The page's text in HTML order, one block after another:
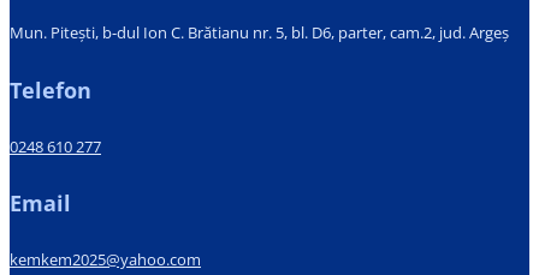
Mun. Pitești, b-dul Ion C. Brătianu nr. 5, bl. D6, parter, cam.2, jud. Argeș
Telefon
0248 610 277
Email
kemkem2025@yahoo.com